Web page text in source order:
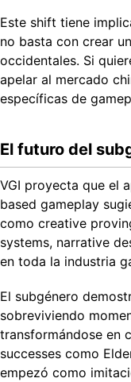
Este shift tiene
no basta con crear
occidentales. Si
apelar al mercado
específicas de
El futuro del
VGI proyecta que el
based gameplay
como creative
systems, narrative
en toda la industria
El subgénero
sobreviviendo
transformándose en
successes como
empezó como